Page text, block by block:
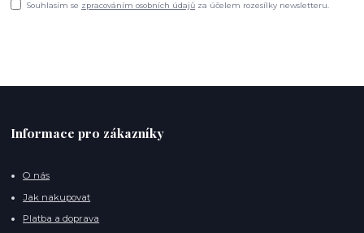
Souhlasím se zpracováním osobních údajů za účelem rozesílky newsletteru.
Informace pro zákazníky
O nás
Jak nakupovat
Platba a doprava